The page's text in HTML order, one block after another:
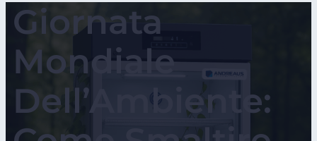
Giornata
Mondiale
Dell’Ambiente: